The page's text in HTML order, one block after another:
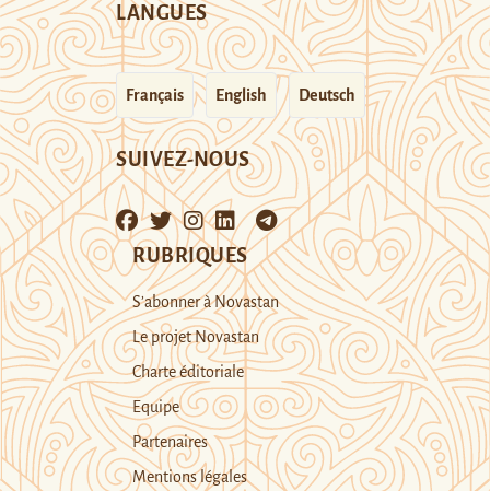
LANGUES
Français English Deutsch
SUIVEZ-NOUS
RUBRIQUES
S’abonner à Novastan
Le projet Novastan
Charte éditoriale
Equipe
Partenaires
Mentions légales